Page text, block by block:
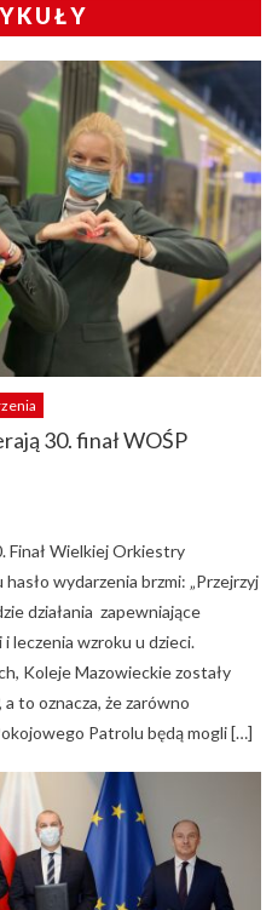
30. finał WOŚP
Finał Wielkiej Orkiestry
wydarzenia brzmi: „Przejrzyj
działania zapewniające
leczenia wzroku u dzieci.
Koleje Mazowieckie zostały
to oznacza, że zarówno
Patrolu będą mogli […]